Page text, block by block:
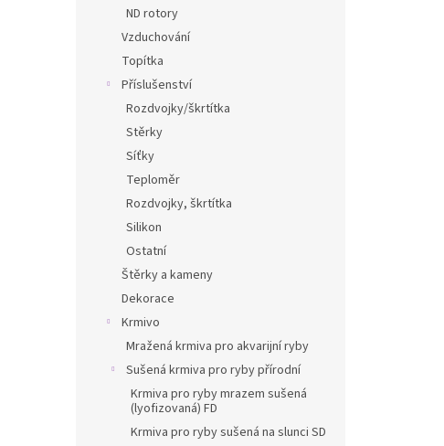
ND rotory
Vzduchování
Topítka
Příslušenství
Rozdvojky/škrtítka
Stěrky
Síťky
Teploměr
Rozdvojky, škrtítka
Silikon
Ostatní
Štěrky a kameny
Dekorace
Krmivo
Mražená krmiva pro akvarijní ryby
Sušená krmiva pro ryby přírodní
Krmiva pro ryby mrazem sušená
(lyofizovaná) FD
Krmiva pro ryby sušená na slunci SD